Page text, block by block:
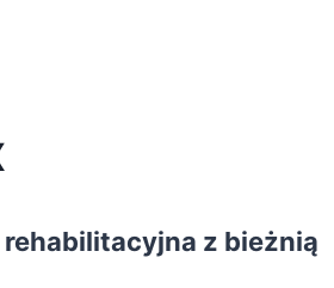
z bieżnią